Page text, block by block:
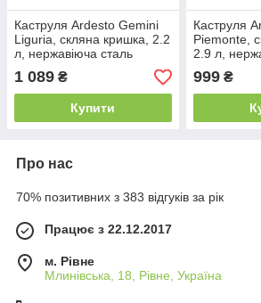
Каструля Ardesto Gemini
Liguria, скляна кришка, 2.2
л, нержавіюча сталь
1 089 ₴
Купити
Каструля
Piemonte,
2.9 л,
999₴
Про нас
70% позитивних з 383 відгуків за рік
Працює з 22.12.2017
м. Рівне
Млинівська, 18, Рівне, Україна